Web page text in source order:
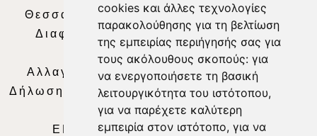
cookies και άλλες τεχνολογίες
παρακολούθησης για τη βελτίωση
της εμπειρίας περιήγησής σας για
τους ακόλουθους σκοπούς: για
να ενεργοποιήσετε τη βασική
λειτουργικότητα του ιστότοπου,
για να παρέχετε καλύτερη
εμπειρία στον ιστότοπο, για να
Θεσσαλία Τηλεόραση|SNG Services
Διαφήμιση | Όροι Χρήσης |Δήλωση
Απορρήτου |
Περιεχόμενο
Αλλαγή Προτιμήσεων για τα Cookies
Δήλωση συμμόρφωσης με τη σύσταση (ΕΕ)
2018/334|Ταυτότητα
ΕΝΗΜΕΡΩΣΗ |WEB TV| LIVE